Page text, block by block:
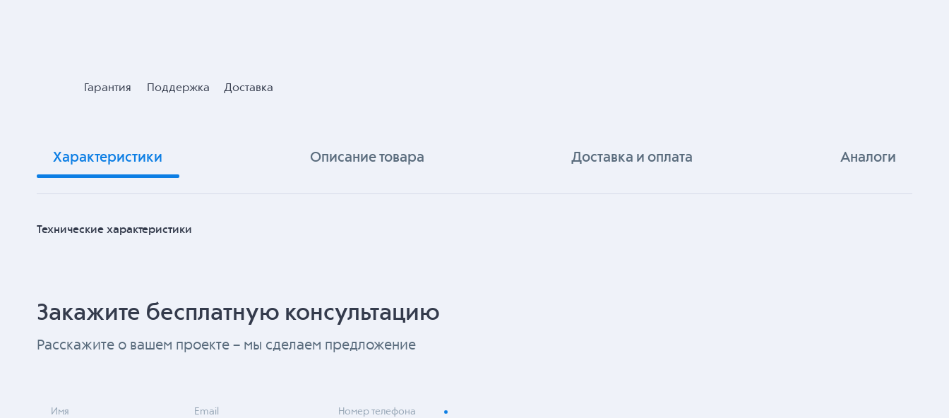
Гарантия Поддержка Доставка
Характеристики Описание товара Доставка и оплата Аналоги
Технические характеристики
Закажите бесплатную консультацию
Расскажите о вашем проекте – мы сделаем предложение
Имя Email Номер телефона